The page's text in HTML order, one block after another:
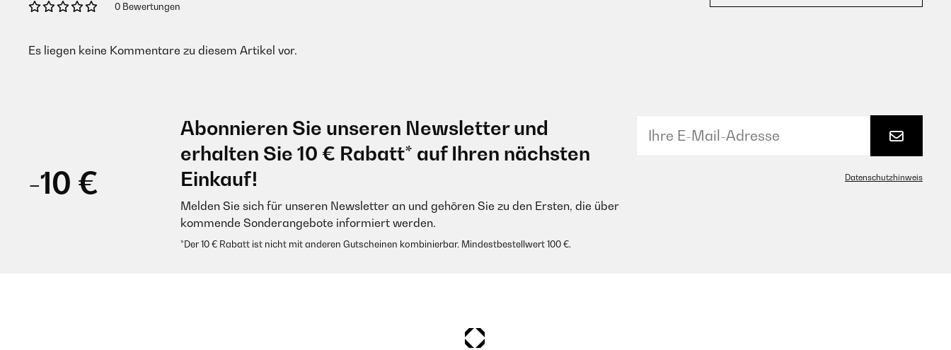
0 Bewertungen
Es liegen keine Kommentare zu diesem Artikel vor.
-10 €
Abonnieren Sie unseren Newsletter und
erhalten Sie 10 € Rabatt* auf Ihren nächsten
Einkauf!
Melden Sie sich für unseren Newsletter an und gehören Sie zu den Ersten, die über
kommende Sonderangebote informiert werden.
*Der 10 € Rabatt ist nicht mit anderen Gutscheinen kombinierbar. Mindestbestellwert 100 €.
Datenschutzhinweis